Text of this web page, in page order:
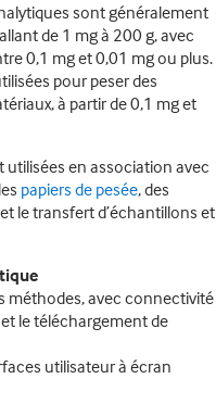
sont généralement
de 1 mg à 200 g, avec
0,1 mg et 0,01 mg ou plus.
pour peser des
à partir de 0,1 mg et
en association avec
papiers de pesée, des
le transfert d’échantillons et
méthodes, avec connectivité
le téléchargement de
utilisateur à écran